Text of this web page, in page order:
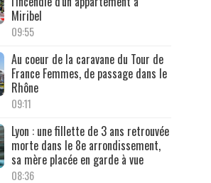
Miribel
09:55
Au coeur de la caravane du Tour de
France Femmes, de passage dans le
Rhône
09:11
Lyon : une fillette de 3 ans retrouvée
morte dans le 8e arrondissement,
sa mère placée en garde à vue
08:36